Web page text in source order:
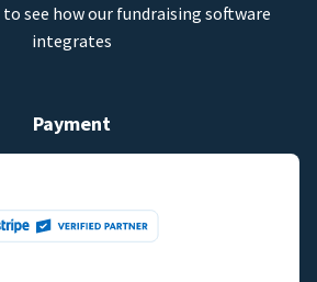
see how our fundraising software
integrates
Payment